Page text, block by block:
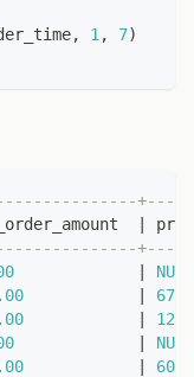
, 1 , 7)
NULL
NULL